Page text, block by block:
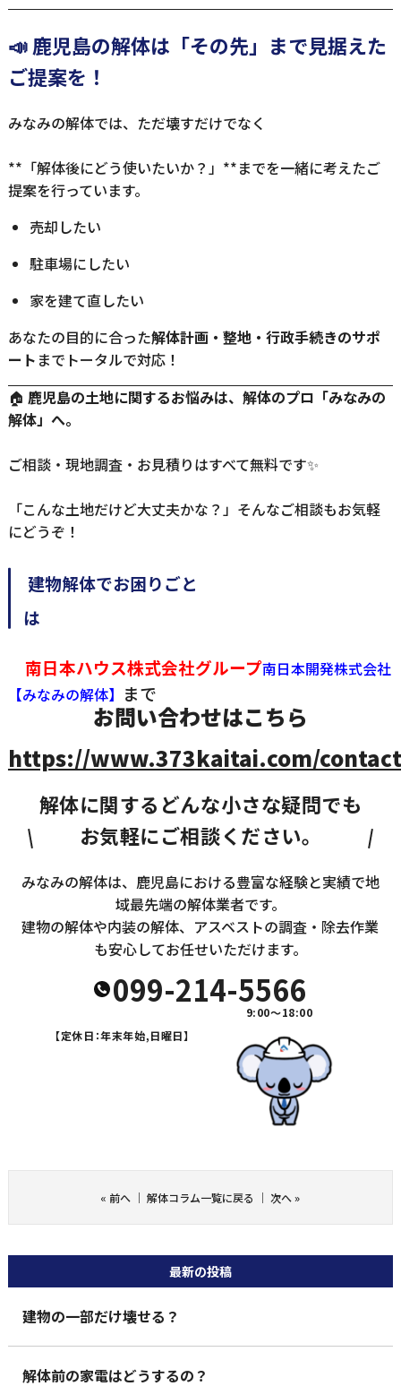
📣 鹿児島の解体は「その先」まで見据えた
ご提案を！
みなみの解体では、ただ壊すだけでなく
**「解体後にどう使いたいか？」**までを一緒に考えたご
提案を行っています。
売却したい
駐車場にしたい
家を建て直したい
あなたの目的に合った解体計画・整地・行政手続きのサポ
ート までトータルで対応！
🏠 鹿児島の土地に関するお悩みは、解体のプロ「みなみの
解体」へ。
ご相談・現地調査・お見積りはすべて無料です✨
「こんな土地だけど大丈夫かな？」そんなご相談もお気軽
にどうぞ！
建物解体でお困りごと
南日本ハウス株式会社グループ南日本開発株式会社
【みなみの解体】 まで
お問い合わせはこちら
https://www.373kaitai.com/
解体に関するどんな小さな疑問でも
お気軽にご相談ください。
みなみの解体は、鹿児島における豊富な経験と実績で地
域最先端の解体業者です。
建物の解体や内装の解体、アスベストの調査・除去作業
も安心してお任せいただけます。
099-214-5566
9:00～18:00
【定休日：年末年始,日曜日】
« 前へ ｜解体コラム一覧に戻る ｜次へ»
最新の投稿
建物の一部だけ壊せる？
解体前の家電はどうするの？